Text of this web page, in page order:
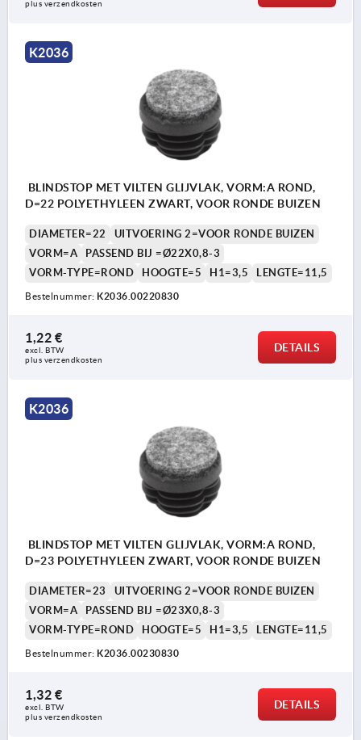
plus verzendkosten
K2036
BLINDSTOP MET VILTEN GLIJVLAK, VORM:A ROND,
D=22 POLYETHYLEEN ZWART, VOOR RONDE BUIZEN
DIAMETER=22
UITVOERING 2=VOOR RONDE BUIZEN
VORM=A
PASSEND BIJ =Ø22X0,8-3
VORM-TYPE=ROND
HOOGTE=5 H1=3,5 LENGTE=11,5
Bestelnummer: K2036.00220830
1,22 €
excl. BTW
plus verzendkosten
DETAILS
K2036
BLINDSTOP MET VILTEN GLIJVLAK, VORM:A ROND,
D=23 POLYETHYLEEN ZWART, VOOR RONDE BUIZEN
DIAMETER=23
UITVOERING 2=VOOR RONDE BUIZEN
VORM=A
PASSEND BIJ =Ø23X0,8-3
VORM-TYPE=ROND
HOOGTE=5 H1=3,5 LENGTE=11,5
Bestelnummer: K2036.00230830
1,32 €
excl. BTW
plus verzendkosten
DETAILS